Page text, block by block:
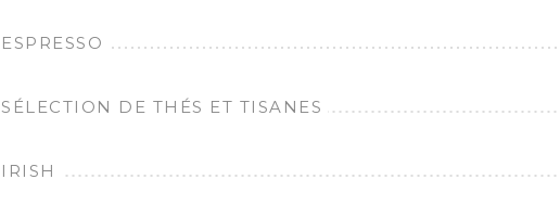
ESPRESSO
SÉLECTION DE THÉS ET TISANES
IRISH